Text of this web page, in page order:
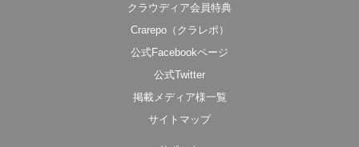
クラウディア会員特典
Crarepo（クラレポ）
公式Facebookページ
公式Twitter
掲載メディア様一覧
サイトマップ